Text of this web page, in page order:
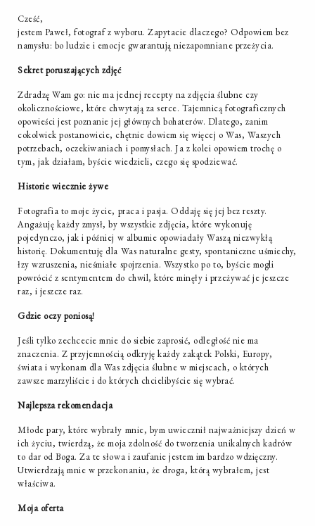
Cześć,
jestem Paweł, fotograf z wyboru. Zapytacie dlaczego? Odpowiem bez
namysłu: bo ludzie i emocje gwarantują niezapomniane przeżycia.
Sekret poruszających zdjęć
Zdradzę Wam go: nie ma jednej recepty na zdjęcia ślubne czy
okolicznościowe, które chwytają za serce. Tajemnicą fotograficznych
opowieści jest poznanie jej głównych bohaterów. Dlatego, zanim
cokolwiek postanowicie, chętnie dowiem się więcej o Was, Waszych
potrzebach, oczekiwaniach i pomysłach. Ja z kolei opowiem trochę o
tym, jak działam, byście wiedzieli, czego się spodziewać.
Historie wiecznie żywe
Fotografia to moje życie, praca i pasja. Oddaję się jej bez reszty.
Angażuję każdy zmysł, by wszystkie zdjęcia, które wykonuję
pojedynczo, jak i później w albumie opowiadały Waszą niezwykłą
historię. Dokumentuję dla Was naturalne gesty, spontaniczne uśmiechy,
łzy wzruszenia, nieśmiałe spojrzenia. Wszystko po to, byście mogli
powrócić z sentymentem do chwil, które minęły i przeżywać je jeszcze
raz, i jeszcze raz.
Gdzie oczy poniosą!
Jeśli tylko zechcecie mnie do siebie zaprosić, odległość nie ma
znaczenia. Z przyjemnością odkryję każdy zakątek Polski, Europy,
świata i wykonam dla Was zdjęcia ślubne w miejscach, o których
zawsze marzyliście i do których chcielibyście się wybrać.
Najlepsza rekomendacja
Młode pary, które wybrały mnie, bym uwiecznił najważniejszy dzień w
ich życiu, twierdzą, że moja zdolność do tworzenia unikalnych kadrów
to dar od Boga. Za te słowa i zaufanie jestem im bardzo wdzięczny.
Utwierdzają mnie w przekonaniu, że droga, którą wybrałem, jest
właściwa.
Moja oferta